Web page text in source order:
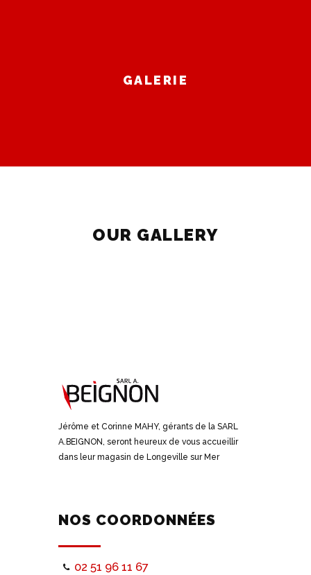
GALERIE
OUR GALLERY
Jérôme et Corinne MAHY, gérants de la SARL
A.BEIGNON, seront heureux de vous accueillir
dans leur magasin de Longeville sur Mer
NOS COORDONNÉES
02 51 96 11 67